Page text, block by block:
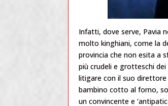
Infatti, dove serve, Pavia
molto kinghiani, come la
provincia che non esita a
più crudeli e grotteschi
litigare con il suo
bambino cotto al forno,
un convincente e